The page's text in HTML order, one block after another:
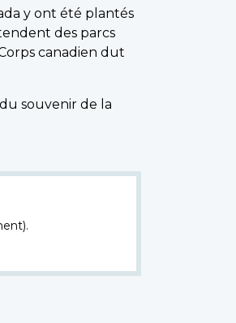
y ont été plantés
des parcs
canadien dut
souvenir de la